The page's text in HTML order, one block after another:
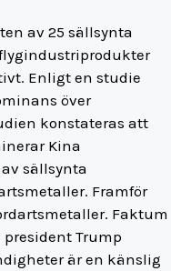
av 25 sällsynta
Enligt en studie
över
konstateras att
Kina
sällsynta
Framför
Faktum
Trump
är en känslig